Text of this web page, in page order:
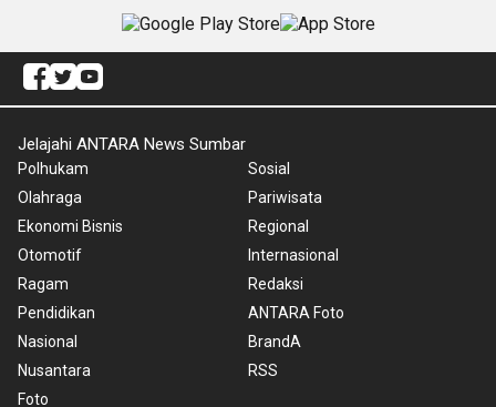
Jelajahi ANTARA News Sumbar
Polhukam
Olahraga
Ekonomi Bisnis
Otomotif
Ragam
Pendidikan
Nasional
Nusantara
Foto
Sosial
Pariwisata
Regional
Internasional
Redaksi
ANTARA Foto
BrandA
RSS